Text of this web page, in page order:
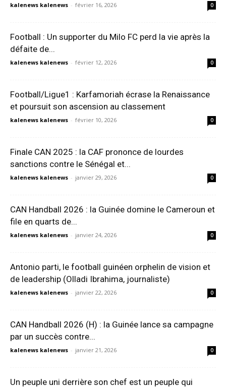
kalenews kalenews - février 16, 2026 0
Football : Un supporter du Milo FC perd la vie après la
défaite de...
kalenews kalenews - février 12, 2026 0
Football/Ligue1 : Karfamoriah écrase la Renaissance
et poursuit son ascension au classement
kalenews kalenews - février 10, 2026 0
Finale CAN 2025 : la CAF prononce de lourdes
sanctions contre le Sénégal et...
kalenews kalenews - janvier 29, 2026 0
CAN Handball 2026 : la Guinée domine le Cameroun et
file en quarts de...
kalenews kalenews - janvier 24, 2026 0
Antonio parti, le football guinéen orphelin de vision et
de leadership (Olladi Ibrahima, journaliste)
kalenews kalenews - janvier 22, 2026 0
CAN Handball 2026 (H) : la Guinée lance sa campagne
par un succès contre...
kalenews kalenews - janvier 21, 2026 0
Un peuple uni derrière son chef est un peuple qui